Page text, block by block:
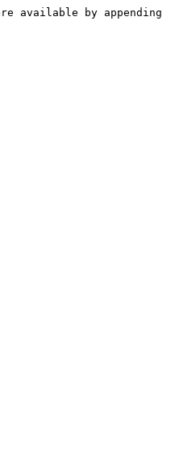
available by appending